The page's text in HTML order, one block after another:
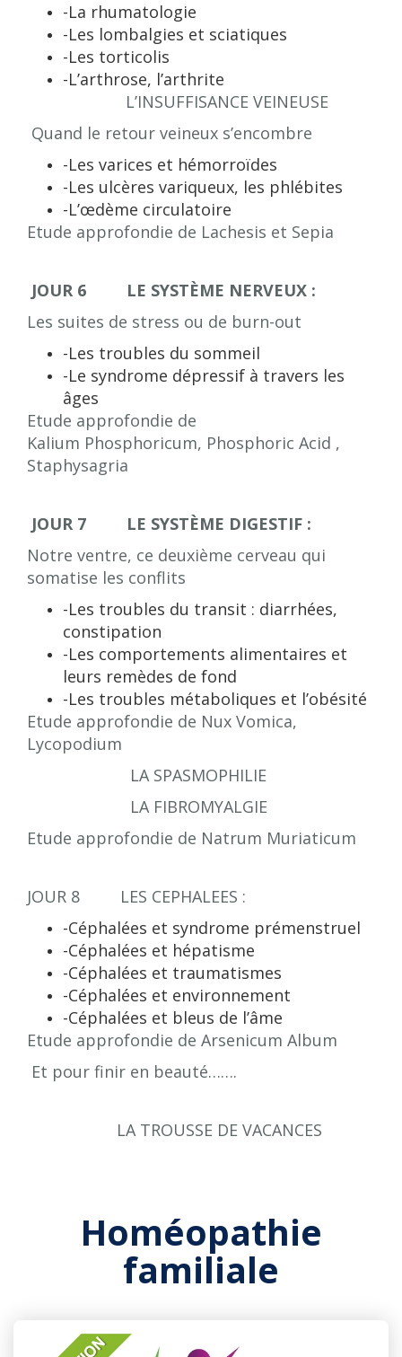
-La rhumatologie
-Les lombalgies et sciatiques
-Les torticolis
-L’arthrose, l’arthrite
L’INSUFFISANCE VEINEUSE
Quand le retour veineux s’encombre
-Les varices et hémorroïdes
-Les ulcères variqueux, les phlébites
-L’œdème circulatoire
Etude approfondie de Lachesis et Sepia
JOUR 6 LE SYSTÈME NERVEUX :
Les suites de stress ou de burn-out
-Les troubles du sommeil
-Le syndrome dépressif à travers les
âges
Etude approfondie de
Kalium Phosphoricum, Phosphoric Acid ,
Staphysagria
JOUR 7 LE SYSTÈME DIGESTIF :
Notre ventre, ce deuxième cerveau qui
somatise les conflits
-Les troubles du transit : diarrhées,
constipation
-Les comportements alimentaires et
leurs remèdes de fond
-Les troubles métaboliques et l’obésité
Etude approfondie de Nux Vomica,
Lycopodium
LA SPASMOPHILIE
LA FIBROMYALGIE
Etude approfondie de Natrum Muriaticum
JOUR 8 LES CEPHALEES :
-Céphalées et syndrome prémenstruel
-Céphalées et hépatisme
-Céphalées et traumatismes
-Céphalées et environnement
-Céphalées et bleus de l’âme
Etude approfondie de Arsenicum Album
Et pour finir en beauté…….
LA TROUSSE DE VACANCES
Homéopathie
familiale